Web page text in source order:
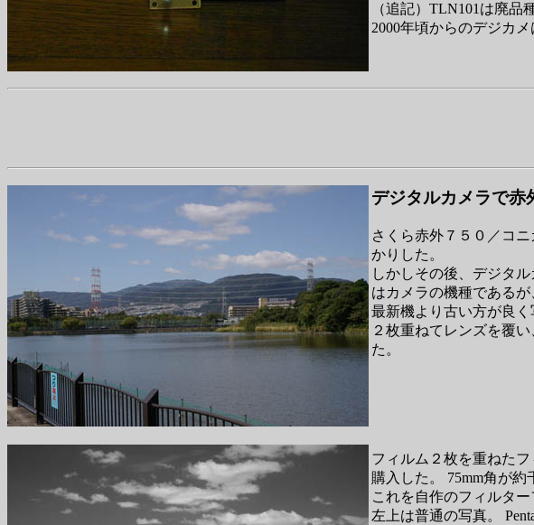
（追記）TLN101は廃品
2000年頃からのデジカ
デジタルカメラで赤
さくら赤外７５０／コ
かりした。
しかしその後、デジタ
はカメラの機種である
最新機より古い方が良
２枚重ねてレンズを覆
た。
フィルム２枚を重ねた
購入した。 75mm角が約
これを自作のフィルタ
左上は普通の写真。